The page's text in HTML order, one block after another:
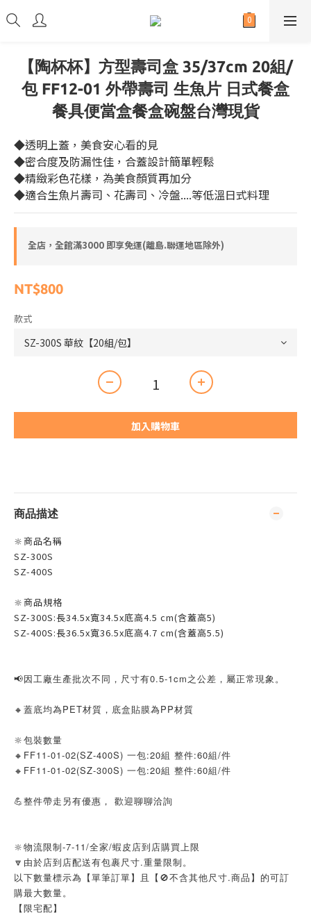
【陶杯杯】方型壽司盒 35/37cm 20組/
包 FF12-01 外帶壽司 生魚片 日式餐盒
餐具便當盒餐盒碗盤台灣現貨
◆透明上蓋，美食安心看的見
◆密合度及防漏性佳，合蓋設計簡單輕鬆
◆精緻彩色花樣，為美食顏質再加分
◆適合生魚片壽司、花壽司、冷盤....等低溫日式料理
全店，全館滿3000 即享免運(離島.聯運地區除外)
NT$800
款式
加入購物車
商品描述
🔆商品名稱
SZ-300S
SZ-400S
🔆商品規格
SZ-300S:長34.5x寬34.5x底高4.5 cm(含蓋高5)
SZ-400S:長36.5x寬36.5x底高4.7 cm(含蓋高5.5)
📢因工廠生產批次不同，尺寸有0.5-1cm之公差，屬正常現象。
🔸蓋底均為PET材質，底盒貼膜為PP材質
🔆包裝數量
🔸FF11-01-02(SZ-400S) 一包:20組 整件:60組/件
🔸FF11-01-02(SZ-300S) 一包:20組 整件:60組/件
💪整件帶走另有優惠， 歡迎聊聊洽詢
🔆物流限制-7-11/全家/蝦皮店到店購買上限
🔽由於店到店配送有包裹尺寸.重量限制。
以下數量標示為【單筆訂單】且【🚫不含其他尺寸.商品】的可訂
購最大數量。
【限宅配】